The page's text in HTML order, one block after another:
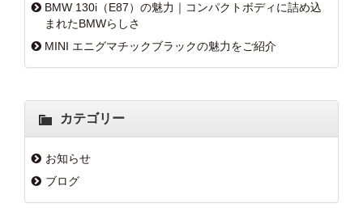
BMW 130i（E87）の魅力｜コンパクトボディに詰め込
まれたBMWらしさ
MINI エニグマチックブラックの魅力をご紹介
カテゴリー
お知らせ
ブログ